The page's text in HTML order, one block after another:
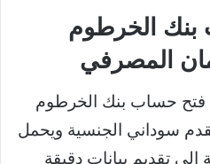
الخرطوم
فتح حساب بنك الخرطوم
المتقدم سوداني الجنسية ويحمل
إلى تقديم بيانات دقيقة